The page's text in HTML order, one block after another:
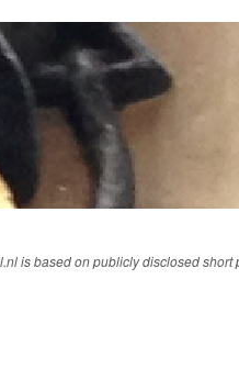
is based on publicly disclosed short